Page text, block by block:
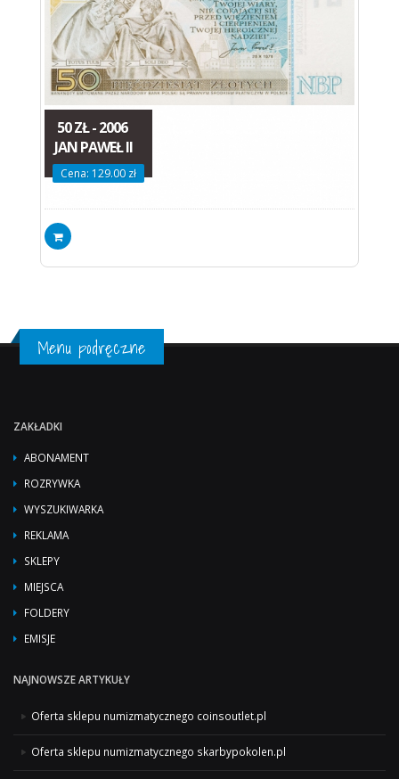
50 ZŁ - 2006
JAN PAWEŁ II
Cena: 129.00 zł
Menu podręczne
ZAKŁADKI
ABONAMENT
ROZRYWKA
WYSZUKIWARKA
REKLAMA
SKLEPY
MIEJSCA
FOLDERY
EMISJE
NAJNOWSZE ARTYKUŁY
Oferta sklepu numizmatycznego coinsoutlet.pl
Oferta sklepu numizmatycznego skarbypokolen.pl